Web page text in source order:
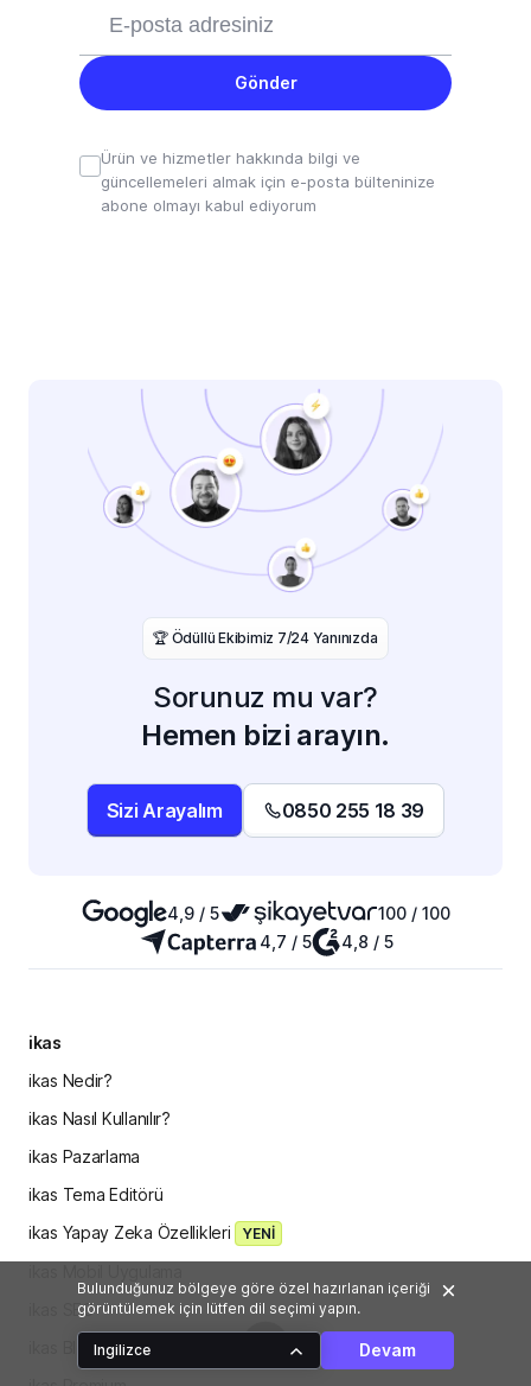
Bulunduğunuz bölgeye göre özel hazırlanan içeriği
görüntülemek için lütfen dil seçimi yapın.
Ingilizce Devam
Gönder
Ürün ve hizmetler hakkında bilgi ve
güncellemeleri almak için e-posta bülteninize
abone olmayı kabul ediyorum
️🏆 Ödüllü Ekibimiz 7/24 Yanınızda
Sorunuz mu var?
Hemen bizi arayın.
Sizi Arayalım 0850 255 18 39
4,9 / 5
100 / 100
4,7 / 5
4,8 / 5
ikas
ikas Nedir?
ikas Nasıl Kullanılır?
ikas Pazarlama
ikas Tema Editörü
ikas Yapay Zeka Özellikleri
YENİ
ikas SEO
ikas Blog